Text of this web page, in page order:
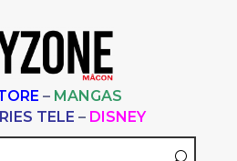
– MANGAS
TELE – DISNEY